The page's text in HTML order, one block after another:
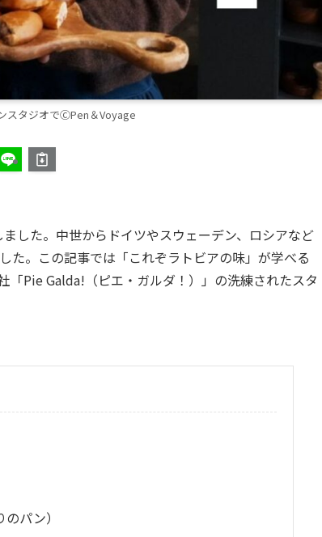
スタジオでⒸPen＆Voyage
した。中世からドイツやスウェーデン、ロシアなど
た。この記事では「これぞラトビアの味」が学べる
「Pie Galda!（ピエ・ガルダ！）」の洗練されたスタ
パン）